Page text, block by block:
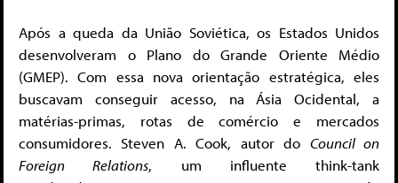
Após a queda da União Soviética, os Estados Unidos
desenvolveram o Plano do Grande Oriente Médio
(GMEP). Com essa nova orientação estratégica, eles
buscavam conseguir acesso, na Ásia Ocidental, a
matérias-primas, rotas de comércio e mercados
consumidores. Steven A. Cook, autor do Council on
Foreign Relations, um influente think-tank